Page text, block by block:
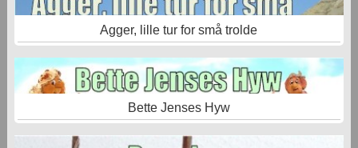
Agger, lille tur for små trolde
Bette Jenses Hyw